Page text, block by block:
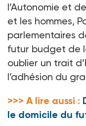
l’Autonomie et
et les hommes,
parlementaires
futur budget de
oublier un trait
l’adhésion du
>>> A lire aussi :
le domicile du